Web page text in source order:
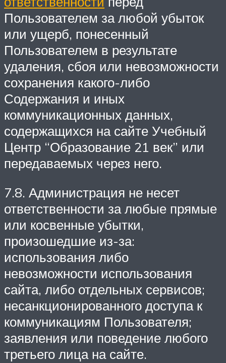
Пользователем за любой убыток
или ущерб, понесенный
Пользователем в результате
удаления, сбоя или невозможности
сохранения какого-либо
Содержания и иных
коммуникационных данных,
содержащихся на сайте Учебный
Центр “Образование 21 век” или
передаваемых через него.
7.8. Администрация не несет
ответственности за любые прямые
или косвенные убытки,
произошедшие из-за:
использования либо
невозможности использования
сайта, либо отдельных сервисов;
несанкционированного доступа к
коммуникациям Пользователя;
заявления или поведение любого
третьего лица на сайте.